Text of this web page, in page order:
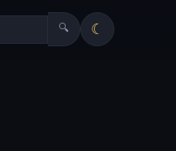
🔍 ☾